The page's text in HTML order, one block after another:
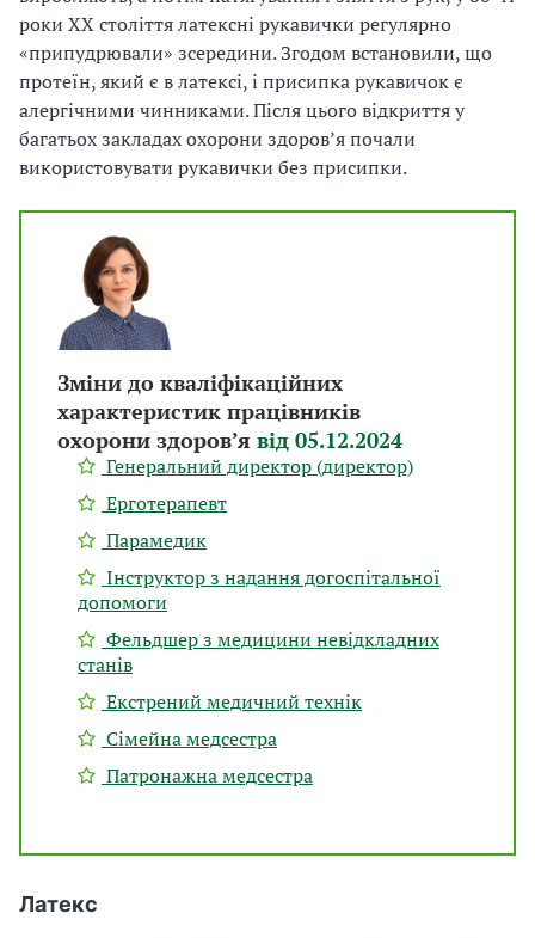
роки ХХ століття латексні рукавички регулярно
«припудрювали» зсередини. Згодом встановили, що
протеїн, який є в латексі, і присипка рукавичок є
алергічними чинниками. Після цього відкриття у
багатьох закладах охорони здоровʼя почали
використовувати рукавички без присипки.
Зміни до кваліфікаційних
характеристик працівників
охорони здоров’я від 05.12.2024
Генеральний директор (директор)
Ерготерапевт
Парамедик
Інструктор з надання догоспітальної
допомоги
Фельдшер з медицини невідкладних
станів
Екстрений медичний технік
Сімейна медсестра
Патронажна медсестра
Латекс